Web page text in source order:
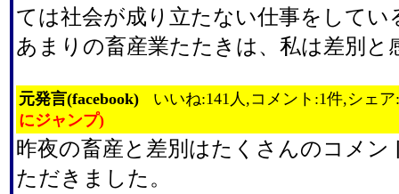
ては社会が成り立たない仕事をしてい
あまりの畜産業たたきは、私は差別と
元発言(facebook)
いいね:141人,コメント:1件,シェア
にジャンプ)
昨夜の畜産と差別はたくさんのコメン
ただきました。